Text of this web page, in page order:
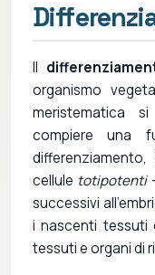
Il
organismo
meristematica
compiere una
cellule totipotenti
successivi
i nascenti tessuti
tessuti e organi di